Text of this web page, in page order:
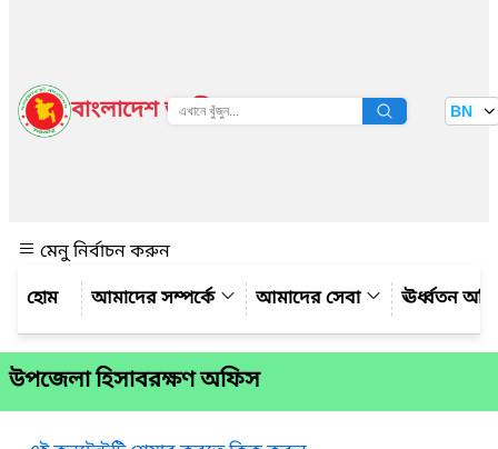
বাংলাদেশ জাতীয় তথ্য বাতায়ন BN
মেনু নির্বাচন করুন
আমাদের সম্পর্কে
আমাদের সেবা ঊর্ধ্বতন
উপজেলা হিসাবরক্ষণ অফিস